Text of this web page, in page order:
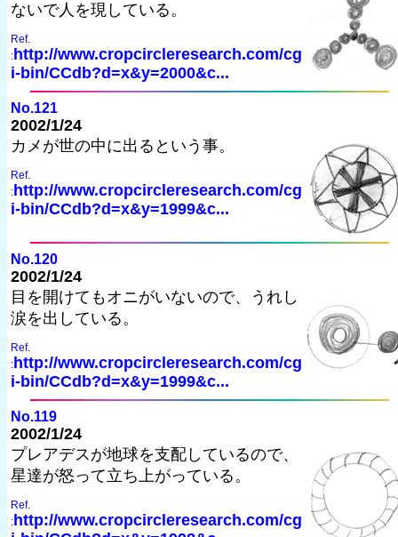
ないで人を現している。
Ref.
: http://www.cropcircleresearch.com/cg
i-bin/CCdb?d=x&y=2000&c...
No.121
2002/1/24
カメが世の中に出るという事。
Ref.
: http://www.cropcircleresearch.com/cg
i-bin/CCdb?d=x&y=1999&c...
No.120
2002/1/24
目を開けてもオニがいないので、うれし
涙を出している。
Ref.
: http://www.cropcircleresearch.com/cg
i-bin/CCdb?d=x&y=1999&c...
No.119
2002/1/24
プレアデスが地球を支配しているので、
星達が怒って立ち上がっている。
Ref.
: http://www.cropcircleresearch.com/cg